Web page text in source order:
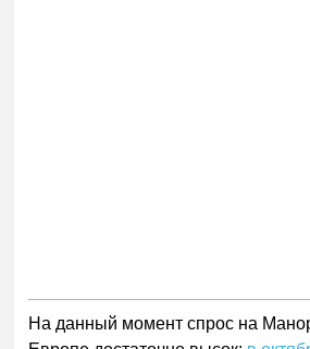
На данный момент спрос на